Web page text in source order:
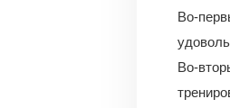
Во-
Во-